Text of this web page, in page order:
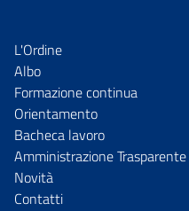
L'Ordine
Albo
Formazione continua
Orientamento
Bacheca lavoro
Amministrazione Trasparente
Novità
Contatti